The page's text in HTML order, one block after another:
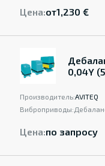
Цена:от1,230 €
0,04Y
Производитель:AVITEQ
Виброприводы:
Цена:по запросу